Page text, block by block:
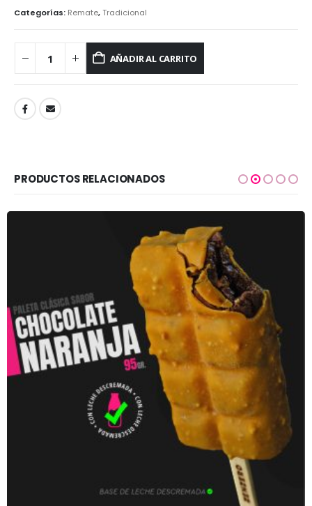
$5.500.$2.800.
Categorías: Remate,Tradicional
AÑADIR AL CARRITO
PRODUCTOS RELACIONADOS